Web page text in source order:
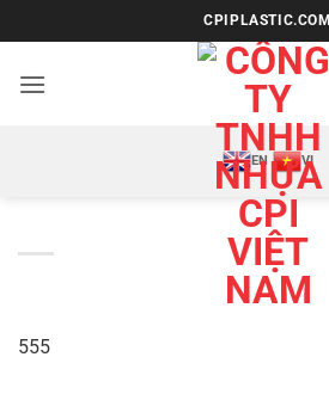
qua
nội
CPIPLASTIC.COM
EN VI
555